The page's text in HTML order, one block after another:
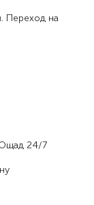
Переход на
24/7